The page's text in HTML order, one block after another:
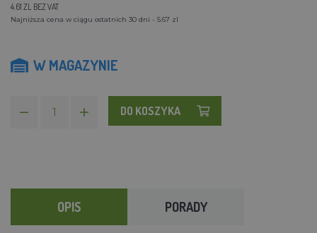
4.61 ZL BEZ VAT
Najniższa cena w ciągu ostatnich 30 dni - 5.67 zl
W MAGAZYNIE
DO KOSZYKA
OPIS PORADY